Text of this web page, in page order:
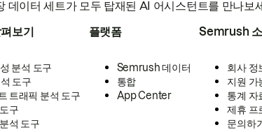
데이터 세트가 모두 탑재된 AI 어시스턴트를 만나보
보기
분석 도구
도구
트래픽 분석 도구
구
석 도구
플랫폼
Semrush 데이터
통합
App Center
Semrush
회사 정
지원 가
통계 자
제휴 프
문의하